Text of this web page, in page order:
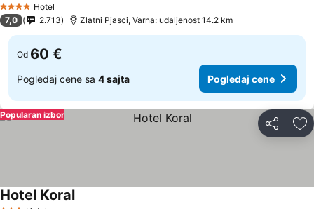
4 ZvezdiceHotel
7,0 2.713 Zlatni Pjasci, Varna: udaljenost 14.2 km
Od 60 €
Pogledaj cene sa 4 sajta Pogledaj cene
Deli
Popularan izbor
Hotel Koral